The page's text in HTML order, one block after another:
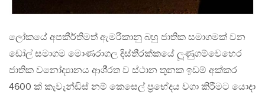
ලෝකයේ අපකීර්තිමත් ඇමරිකානු බහු ජාතික සමාගමක් වන
ඩෝල් සමාගම මොණරාගල දිස්ති‍්‍රක්කයේ ලූණුගම්වෙහෙර
ජාතික වනෝද්‍යානය ආශි‍්‍රත ව ස්ථාන තුනක ඉඩම් අක්කර
4600 ක් කැවැන්ඩිස් නම් කෙසෙල් ප‍්‍රභේදය වගා කිරීමට යොදා